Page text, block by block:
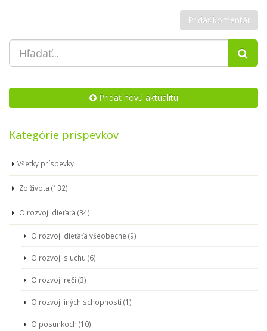
Pridať novú aktualitu
Kategórie príspevkov
Všetky príspevky
Zo života (132)
O rozvoji dieťaťa (34)
O rozvoji dieťaťa všeobecne (9)
O rozvoji sluchu (6)
O rozvoji reči (3)
O rozvoji iných schopností (1)
O posunkoch (10)